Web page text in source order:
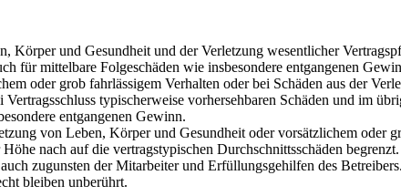
Körper und Gesundheit und der Verletzung wesentlicher
für mittelbare Folgeschäden wie insbesondere entgangenen
oder grob fahrlässigem Verhalten oder bei Schäden aus der
typischerweise vorhersehbaren Schäden und im
entgangenen Gewinn.
von Leben, Körper und Gesundheit oder vorsätzlichem oder
nach auf die vertragstypischen Durchschnittsschäden
zugunsten der Mitarbeiter und Erfüllungsgehilfen des Betreibers.
bleiben unberührt.